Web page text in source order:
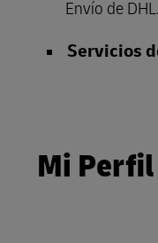
Envío de DHL.
Servicios
Mi Perfil